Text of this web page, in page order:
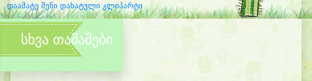
დაამატე შენი დახატული კლიპარტი
სხვა თამაშები